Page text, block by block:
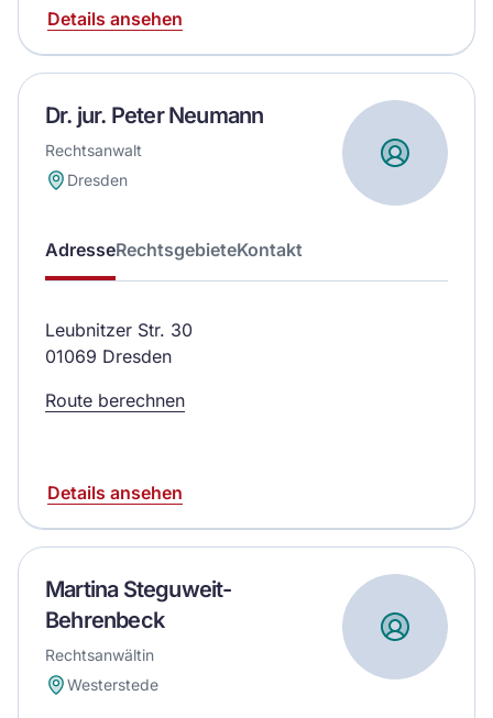
Details ansehen
Dr. jur. Peter Neumann
Rechtsanwalt
Dresden
AdresseRechtsgebieteKontakt
Leubnitzer Str. 30
01069 Dresden
Route berechnen
Details ansehen
Martina Steguweit-
Behrenbeck
Rechtsanwältin
Westerstede